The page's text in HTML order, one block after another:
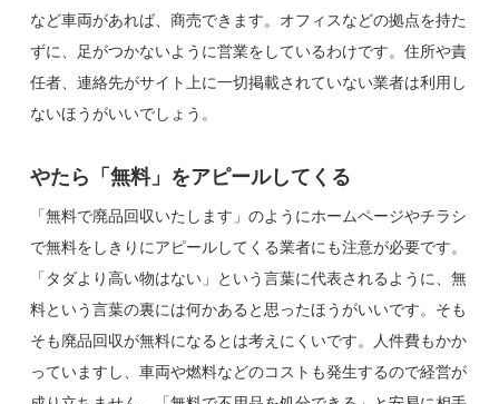
など車両があれば、商売できます。オフィスなどの拠点を持た
ずに、足がつかないように営業をしているわけです。住所や責
任者、連絡先がサイト上に一切掲載されていない業者は利用し
ないほうがいいでしょう。
やたら「無料」をアピールしてくる
「無料で廃品回収いたします」のようにホームページやチラシ
で無料をしきりにアピールしてくる業者にも注意が必要です。
「タダより高い物はない」という言葉に代表されるように、無
料という言葉の裏には何かあると思ったほうがいいです。そも
そも廃品回収が無料になるとは考えにくいです。人件費もかか
っていますし、車両や燃料などのコストも発生するので経営が